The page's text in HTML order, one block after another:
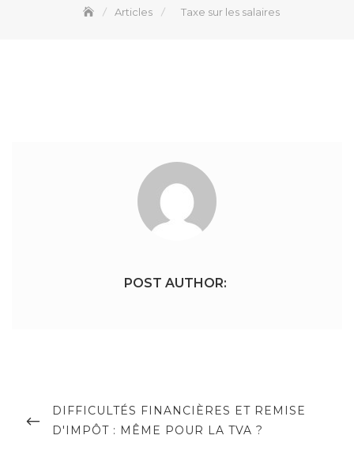
Articles Taxe sur les salaires
POST AUTHOR:
l’article
PREVIOUS
POST
DIFFICULTÉS FINANCIÈRES ET REMISE
D'IMPÔT : MÊME POUR LA TVA ?